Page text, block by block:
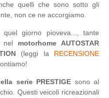
quelli che sono sotto gli
non ce ne accorgiamo.
giorno pioveva..., tante
nel motorhome AUTOSTAR
(leggi la RECENSIONE
serie PRESTIGE sono al
Questi veicoli ricreazionali